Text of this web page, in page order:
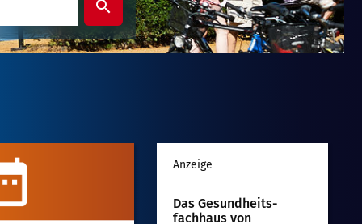
Suche
abschicken
Werbung
Anzeige
Das Gesundheits­
fachhaus von